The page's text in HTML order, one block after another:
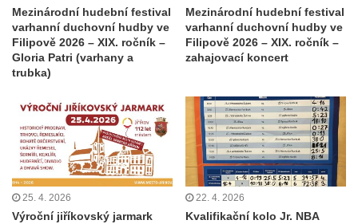
Mezinárodní hudební festival
varhanní duchovní hudby ve
Filipově 2026 – XIX. ročník –
Gloria Patri (varhany a
trubka)
Mezinárodní hudební festival
varhanní duchovní hudby ve
Filipově 2026 – XIX. ročník –
zahajovací koncert
25. 4. 2026
Výroční jiříkovský jarmark
22. 4. 2026
Kvalifikační kolo Jr. NBA